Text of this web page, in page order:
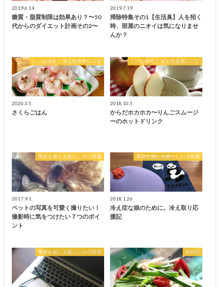
2019.6.14
糖質・脂質制限は効果あり？〜50
代からのダイエット計画その2〜
2019.7.19
掃除特集その1【生活臭】人を招く
時、部屋のニオイは気になりませ
んか？
しいなゆきこ 冷え性改善レシピ
2020.3.5
さくらごはん
しいなゆきこ 冷え性改善レシピ
2018.10.5
からだホカホカ〜りんごスムージ
ーのホットドリンク
季節を感じる暮らしの小部屋
2017.9.1
ペットの写真を可愛く撮りたい！
撮影時に気をつけたい７つのポイ
ント
季節を感じる暮らしの小部屋
2018.1.26
冷え症な娘のために。冷え取り応
援記
季節を感じる暮らしの小部屋 目的別